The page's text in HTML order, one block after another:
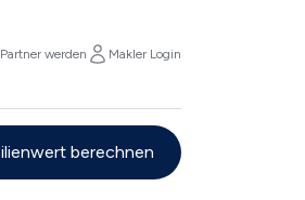
Partner werden Makler Login
Immobilienwert berechnen